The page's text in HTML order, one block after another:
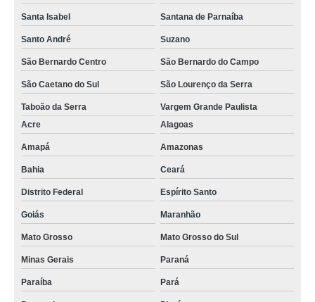
Santa Isabel Santana de Parnaíba
Santo André Suzano
São Bernardo Centro São Bernardo do Campo
São Caetano do Sul São Lourenço da Serra
Taboão da Serra
Vargem Grande Paulista
Acre
Alagoas
Amapá Amazonas
Bahia Ceará
Distrito Federal Espírito Santo
Goiás Maranhão
Mato Grosso Mato Grosso do Sul
Minas Gerais Paraná
Paraíba Pará